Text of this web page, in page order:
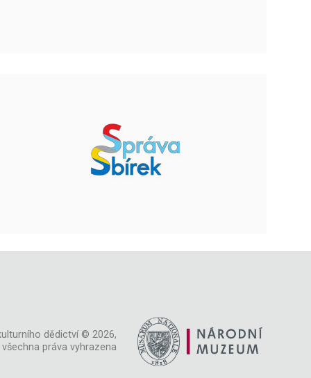
dědictví © 2026,
všechna práva vyhrazena